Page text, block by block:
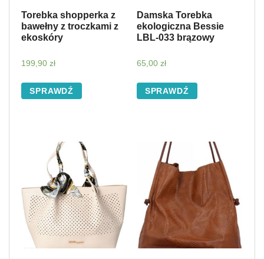
Torebka shopperka z
bawełny z troczkami z
ekoskóry
199,90 zł
SPRAWDŹ
Damska Torebka
ekologiczna Bessie
LBL-033 brązowy
65,00 zł
SPRAWDŹ